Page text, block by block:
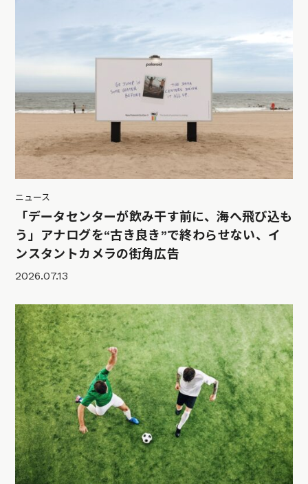
ニュース
「データセンターが飲み干す前に、海へ飛び込も
う」アナログを“古き良き”で終わらせない、イ
ンスタントカメラの街角広告
2026.07.13